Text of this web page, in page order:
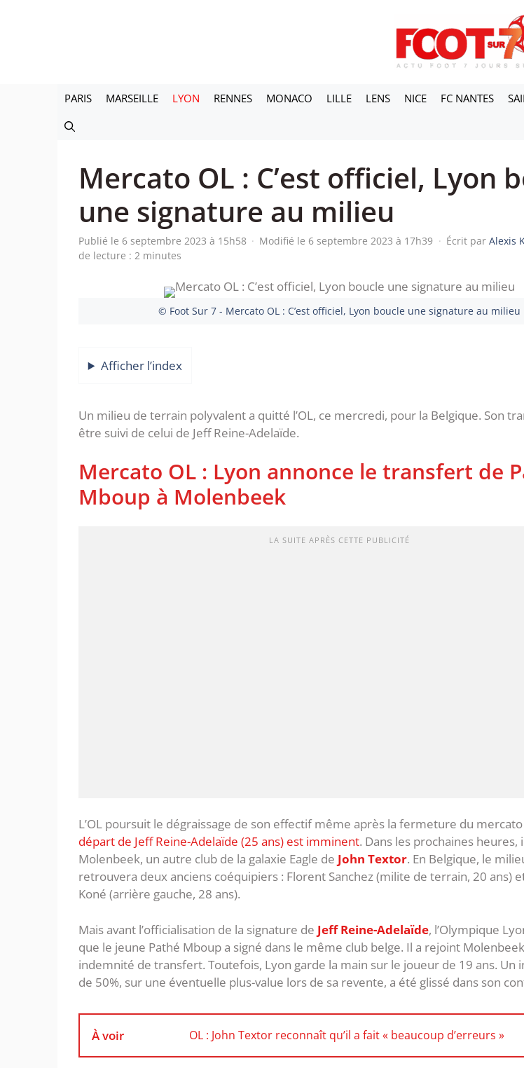
PARIS MARSEILLE LYON RENNES MONACO LILLE LENS NICE FC NANTES
Mercato OL : C’est officiel, Lyon
une signature au milieu
Publié le 6 septembre 2023 à 15h58 · Modifié le 6 septembre 2023 à 17h39 · Écrit par Alexis
de lecture : 2 minutes
© Foot Sur 7 - Mercato OL : C’est officiel, Lyon boucle une signature au milieu
Afficher l’index
Un milieu de terrain polyvalent a quitté l’OL, ce mercredi, pour la Belgique. Son
être suivi de celui de Jeff Reine-Adelaïde.
Mercato OL : Lyon annonce le transfert de
Mboup à Molenbeek
LA SUITE APRÈS CETTE PUBLICITÉ
L’OL poursuit le dégraissage de son effectif même après la fermeture du
départ de Jeff Reine-Adelaïde (25 ans) est imminent. Dans les prochaines heures,
Molenbeek, un autre club de la galaxie Eagle de John Textor. En Belgique, le
retrouvera deux anciens coéquipiers : Florent Sanchez (milite de terrain, 20 ans)
Koné (arrière gauche, 28 ans).
Mais avant l’officialisation de la signature de Jeff Reine-Adelaïde, l’Olympique
que le jeune Pathé Mboup a signé dans le même club belge. Il a rejoint
indemnité de transfert. Toutefois, Lyon garde la main sur le joueur de 19 ans. Un
de 50%, sur une éventuelle plus-value lors de sa revente, a été glissé dans son
À voir OL : John Textor reconnaît qu’il a fait « beaucoup d’erreurs »